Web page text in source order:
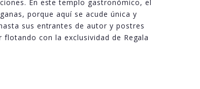
En este templo gastronómico, el
porque aquí se acude única y
sus entrantes de autor y postres
con la exclusividad de Regala